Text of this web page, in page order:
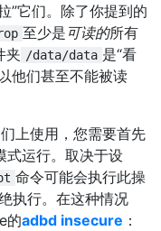
”它们。除了你提到的
至少是 可读的所有
夹 /data/data 是“看
他们甚至不能被读
上使用，您需要首先
运行。取决于设
命令可能会执行此操
执行。在这种情况
的adbd insecure ：